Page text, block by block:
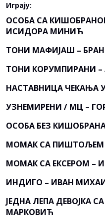
Играју:
ОСОБА СА
ИСИДОРА МИНИЋ
ТОНИ МАФИЈАШ –
ТОНИ КОРУМПИРАНИ –
НАСТАВНИЦА ЧЕКАЊА
УЗНЕМИРЕНИ / МЦ –
ОСОБА БЕЗ
МОМАК СА ПИШТОЉЕМ
МОМАК СА ЕКСЕРОМ –
ИНДИГО – ИВАН
ЈЕДНА ЛЕПА ДЕВОЈКА
МАРКОВИЋ